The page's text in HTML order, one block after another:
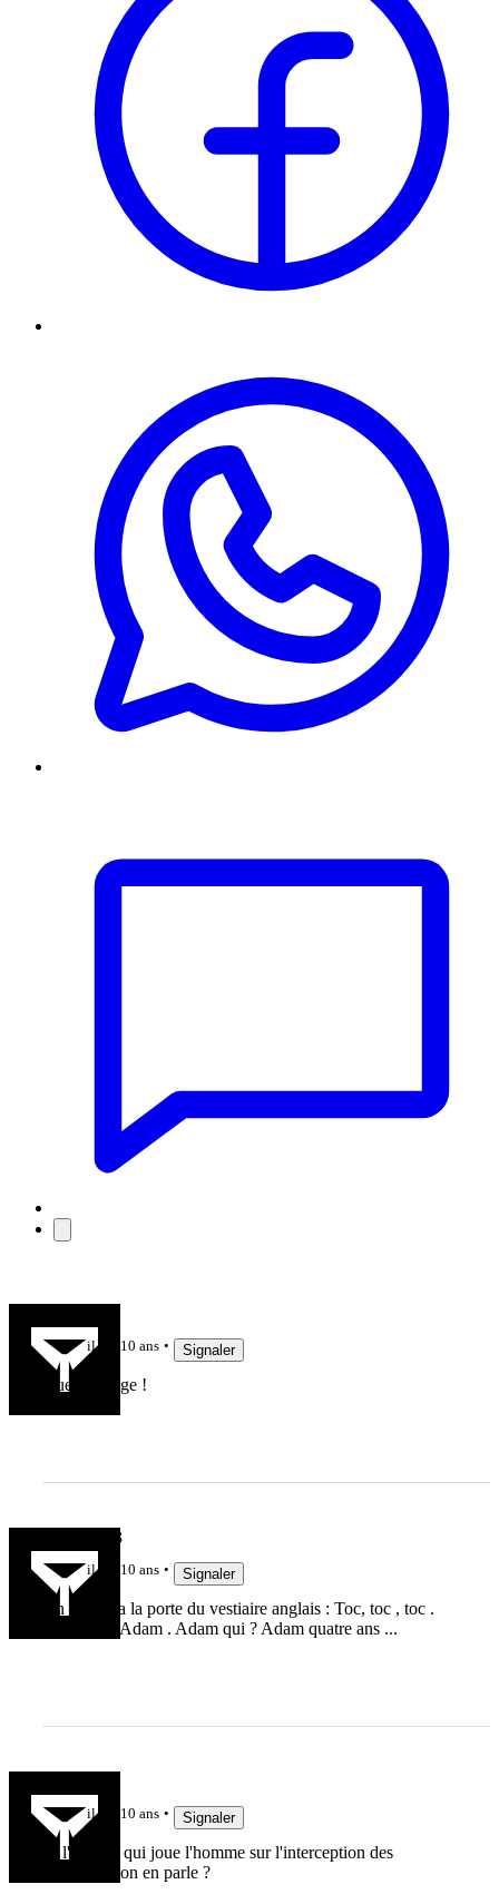
il y a 10 ans Signaler
Quel courage !
egregor973
il y a 10 ans Signaler
On frappe a la porte du vestiaire anglais : Toc, toc , toc .
C'est qui ? Adam . Adam qui ? Adam quatre ans ...
il y a 10 ans Signaler
Et l'anglais qui joue l'homme sur l'interception des
australiens on en parle ?